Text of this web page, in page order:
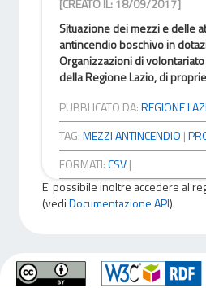
[CREATO IL: 18/09/2017]
Situazione dei mezzi e delle
antincendio boschivo in
Organizzazioni di
della Regione Lazio, di
PUBBLICATO DA:REGIONE
TAG:MEZZI ANTINCENDIO |
FORMATI:CSV|
E' possibile inoltre accedere al
(vediDocumentazione API).